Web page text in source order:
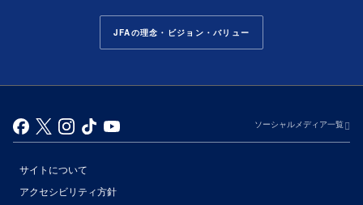
JFAの理念・ビジョン・バリュー
ソーシャルメディア一覧
サイトについて
アクセシビリティ方針